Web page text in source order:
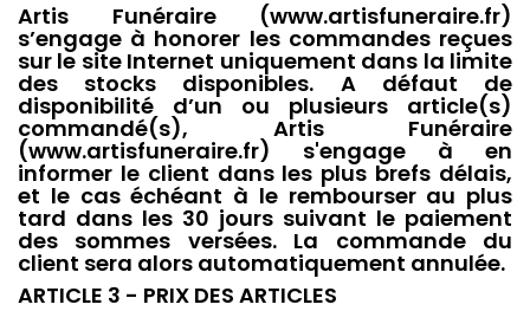
Artis Funéraire (www.artisfuneraire.fr)
s’engage à honorer les commandes reçues
sur le site Internet uniquement dans la limite
des stocks disponibles. A défaut de
disponibilité d’un ou plusieurs article(s)
commandé(s), Artis Funéraire
(www.artisfuneraire.fr) s'engage à en
informer le client dans les plus brefs délais,
et le cas échéant à le rembourser au plus
tard dans les 30 jours suivant le paiement
des sommes versées. La commande du
client sera alors automatiquement annulée.
ARTICLE 3 - PRIX DES ARTICLES